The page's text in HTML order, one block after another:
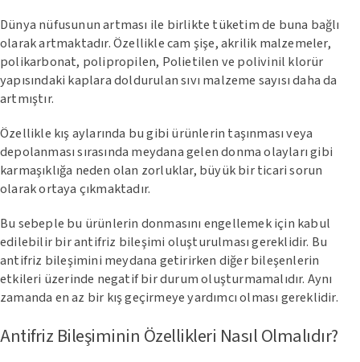
Dünya nüfusunun artması ile birlikte tüketim de buna bağlı
olarak artmaktadır. Özellikle cam şişe, akrilik malzemeler,
polikarbonat, polipropilen, Polietilen ve polivinil klorür
yapısındaki kaplara doldurulan sıvı malzeme sayısı daha da
artmıştır.
Özellikle kış aylarında bu gibi ürünlerin taşınması veya
depolanması sırasında meydana gelen donma olayları gibi
karmaşıklığa neden olan zorluklar, büyük bir ticari sorun
olarak ortaya çıkmaktadır.
Bu sebeple bu ürünlerin donmasını engellemek için kabul
edilebilir bir antifriz bileşimi oluşturulması gereklidir. Bu
antifriz bileşimini meydana getirirken diğer bileşenlerin
etkileri üzerinde negatif bir durum oluşturmamalıdır. Aynı
zamanda en az bir kış geçirmeye yardımcı olması gereklidir.
Antifriz Bileşiminin Özellikleri Nasıl Olmalıdır?